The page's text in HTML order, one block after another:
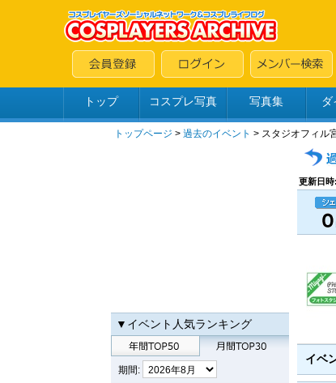
トップ コスプレ写真 写真集 ダ
トップページ > 過去のイベント > スタジオフィ
▼イベント人気ランキング
期間:
更新日
イベ